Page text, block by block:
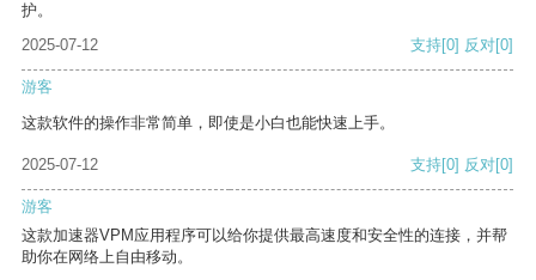
护。
2025-07-12
支持[0] 反对[0]
游客
这款软件的操作非常简单，即使是小白也能快速上手。
2025-07-12 支持[0] 反对[0]
游客
这款加速器VPM应用程序可以给你提供最高速度和安全性的连接，并帮
助你在网络上自由移动。